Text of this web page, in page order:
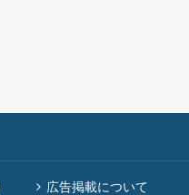
広告掲載について